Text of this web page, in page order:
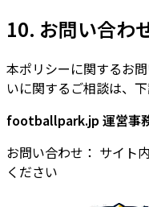
10. お問い合わ
本ポリシーに関するお
いに関するご相談は、
footballpark.jp 運営事
お問い合わせ： サイト
ください